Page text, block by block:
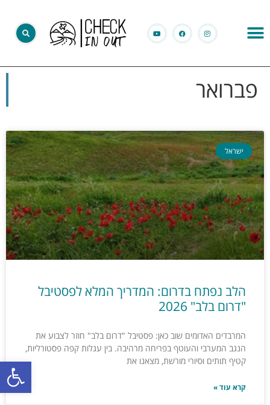
פתח
פברואר
ישראל
הלב נפתח בדרום: המדריך המלא לפסטיבל
"דרום בלב" 2026
המרבדים האדומים שוב כאן: פסטיבל "דרום בלב" חוזר לצבוע את
הנגב המערבי והעוטף בפריחה מרהיבה. בין עגלות קפה פסטורליות,
קטיף תותים וסיורי מורשת, מצאנו את
קרא עוד »